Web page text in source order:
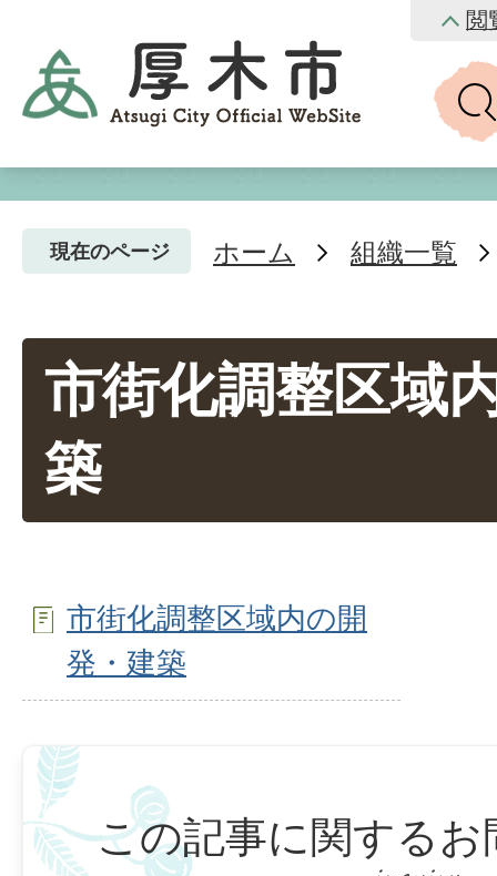
閲
現在のページ ホーム 組織一覧
市街化調整区域
築
市街化調整区域内の開
発・建築
この記事に関するお